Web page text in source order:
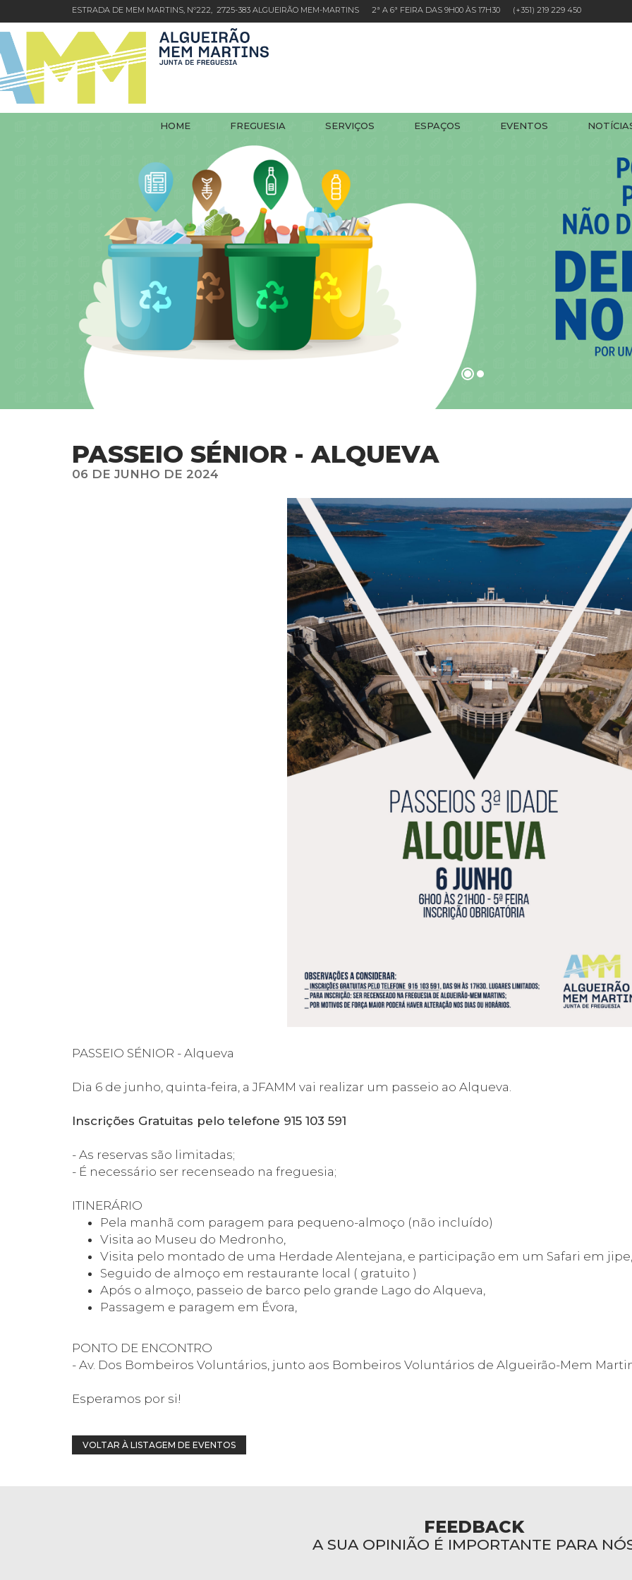
ESTRADA DE MEM MARTINS, Nº222, 2725-383 ALGUEIRÃO MEM-MARTINS 2ª A 6ª FEIRA DAS 9H00 ÀS 17H30 (+351) 219 229 450
HOME FREGUESIA SERVIÇOS ESPAÇOS EVENTOS
PASSEIO SÉNIOR - ALQUEVA
06 DE JUNHO DE 2024
PASSEIO SÉNIOR - Alqueva
Dia 6 de junho, quinta-feira, a JFAMM vai realizar um passeio ao Alqueva.
Inscrições Gratuitas pelo telefone 915 103 591
- As reservas são limitadas;
- É necessário ser recenseado na freguesia;
ITINERÁRIO
Pela manhã com paragem para pequeno-almoço (não incluído)
Visita ao Museu do Medronho,
Visita pelo montado de uma Herdade Alentejana, e participação em um Safari em jipe,
Seguido de almoço em restaurante local ( gratuito )
Após o almoço, passeio de barco pelo grande Lago do Alqueva,
Passagem e paragem em Évora,
PONTO DE ENCONTRO
- Av. Dos Bombeiros Voluntários, junto aos Bombeiros Voluntários de Algueirão-Mem
Esperamos por si!
VOLTAR À LISTAGEM DE EVENTOS
FEEDBACK
A SUA OPINIÃO É IMPORTANTE PARA